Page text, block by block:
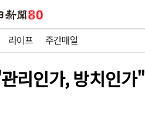
라이프 주간매일
리인가, 방치인가